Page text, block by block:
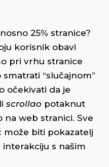
25% stranice?
korisnik obavi
pri vrhu stranice
“slučajnom”
očekivati da je
scrollaopotaknut
na web stranici. Sve
može biti pokazatelj
s našim